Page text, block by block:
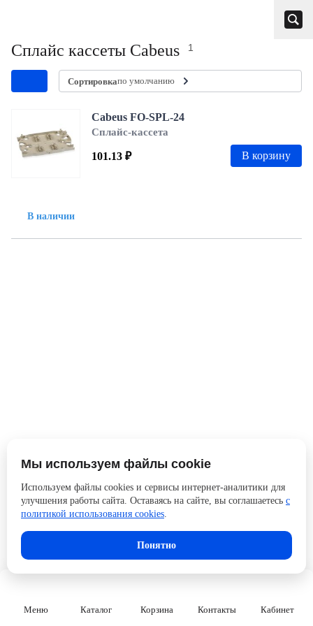
Меню Каталог Корзина Контакты Кабинет
Сплайс кассеты Cabeus 1
Сортировкапо умолчанию
В наличии
Cabeus FO-SPL-24
Сплайс-кассета
101.13 ₽ В корзину
Мы используем файлы cookie
Используем файлы cookies и сервисы интернет-аналитики для
улучшения работы сайта. Оставаясь на сайте, вы соглашаетесь с
политикой использования cookies.
Понятно